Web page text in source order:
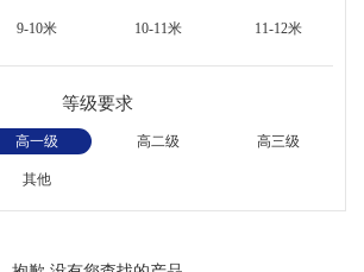
9-10米 10-11米 11-12米
等级要求
高一级 高二级 高三级
其他